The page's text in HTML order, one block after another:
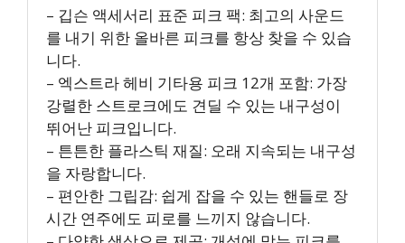
– 깁슨 액세서리 표준 피크 팩: 최고의 사운드
를 내기 위한 올바른 피크를 항상 찾을 수 있습
니다.
– 엑스트라 헤비 기타용 피크 12개 포함: 가장
강렬한 스트로크에도 견딜 수 있는 내구성이
뛰어난 피크입니다.
– 튼튼한 플라스틱 재질: 오래 지속되는 내구성
을 자랑합니다.
– 편안한 그립감: 쉽게 잡을 수 있는 핸들로 장
시간 연주에도 피로를 느끼지 않습니다.